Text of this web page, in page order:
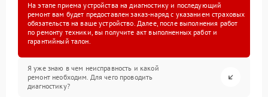
На этапе приема устройства на диагностику и последующий
ремонт вам будет предоставлен заказ-наряд с указанием страховых
обязательств на ваше устройство. Далее, после выполнения работ
по ремонту техники, вы получите акт выполненных работ и
гарантийный талон.
Я уже знаю в чем неисправность и какой
ремонт необходим. Для чего проводить
диагностику?